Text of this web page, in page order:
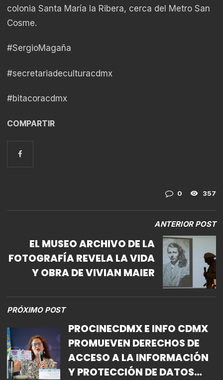
colonia Santa María la Ribera, cerca del Metro San
Cosme.
#SergioMagaña
#secretariadeculturacdmx
#bitacoracdmx
COMPARTIR
0 357
ANTERIOR POST
EL MUSEO ARCHIVO DE LA
FOTOGRAFÍA REVELA LA VIDA
Y OBRA DE VIVIAN MAIER
PRÓXIMO POST
PROCINECDMX E INFO CDMX
PROMUEVEN DERECHOS DE
ACCESO A LA INFORMACIÓN
Y PROTECCIÓN DE DATOS